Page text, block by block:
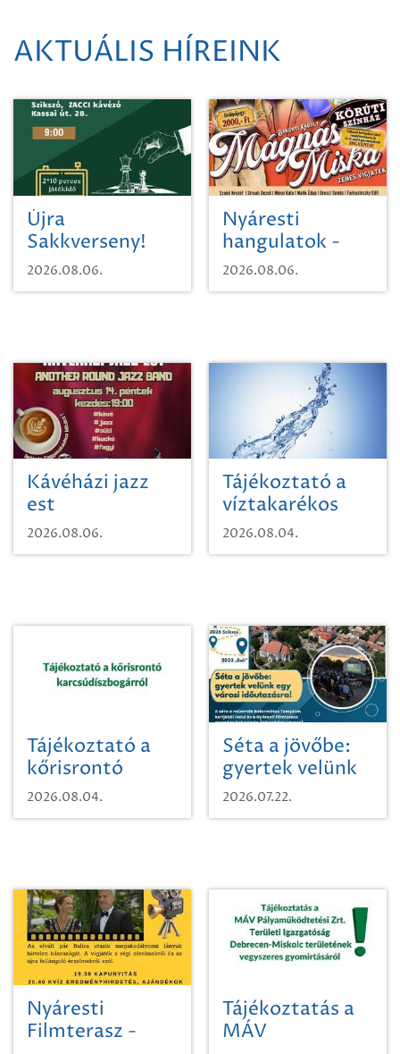
AKTUÁLIS HÍREINK
Újra
Sakkverseny!
2026.08.06.
Nyáresti
hangulatok -
Mágnás Miska
2026.08.06.
Kávéházi jazz
est
2026.08.06.
Tájékoztató a
víztakarékos
vízhasználatról
2026.08.04.
Tájékoztató a
kőrisrontó
karcsúdíszbogárról
2026.08.04.
Séta a jövőbe:
gyertek velünk
egy városi
időutazásra!
2026.07.22.
Nyáresti
Filmterasz -
Tájékoztatás a
MÁV